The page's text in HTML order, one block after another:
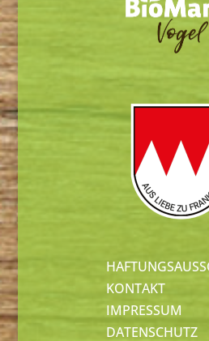
KONTAKT
IMPRESSUM
DATENSCHUTZ